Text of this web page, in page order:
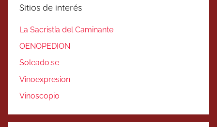
Sitios de interés
La Sacristía del Caminante
OENOPEDION
Soleado.se
Vinoexpresion
Vinoscopio